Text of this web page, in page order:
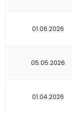
01.06.2026
05.05.2026
01.04.2026